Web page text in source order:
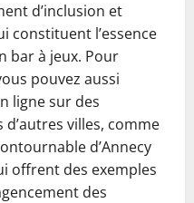
d’inclusion et
constituent l’essence
bar à jeux. Pour
pouvez aussi
ligne sur des
villes, comme
d’Annecy
offrent des exemples
des